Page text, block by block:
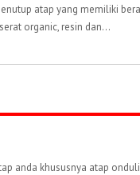
atap yang memiliki
organic, resin dan...
anda khususnya atap